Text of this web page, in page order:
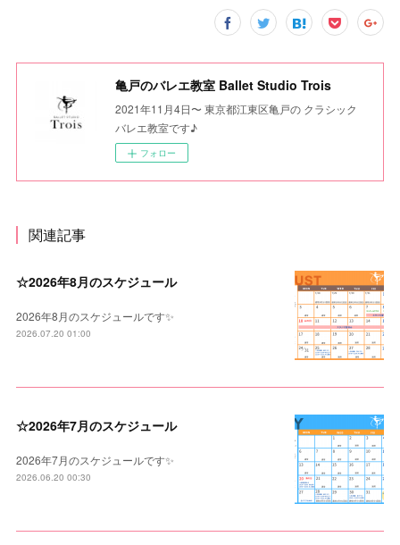
亀戸のバレエ教室 Ballet Studio Trois
2021年11月4日〜 東京都江東区亀戸の クラシック
バレエ教室です♪
フォロー
関連記事
☆2026年8月のスケジュール
2026年8月のスケジュールです✨
2026.07.20 01:00
☆2026年7月のスケジュール
2026年7月のスケジュールです✨
2026.06.20 00:30